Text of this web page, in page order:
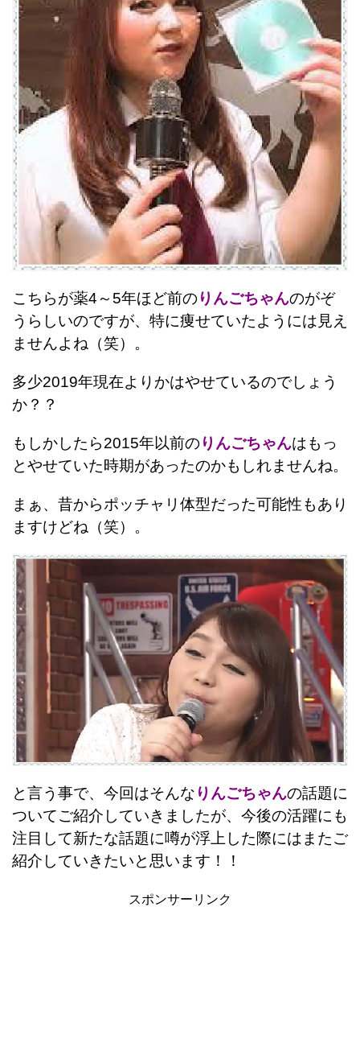
こちらが薬4～5年ほど前のりんごちゃんのがぞ
うらしいのですが、特に痩せていたようには見え
ませんよね（笑）。
多少2019年現在よりかはやせているのでしょう
か？？
もしかしたら2015年以前のりんごちゃんはもっ
とやせていた時期があったのかもしれませんね。
まぁ、昔からポッチャリ体型だった可能性もあり
ますけどね（笑）。
と言う事で、今回はそんな りんごちゃんの話題に
ついてご紹介していきましたが、今後の活躍にも
注目して新たな話題に噂が浮上した際にはまたご
紹介していきたいと思います！！
スポンサーリンク